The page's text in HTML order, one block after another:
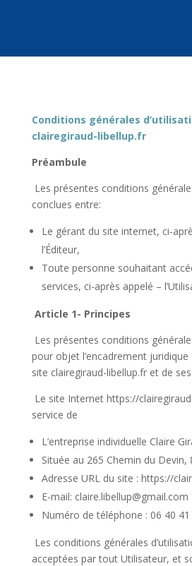
Conditions générales
clairegiraud-libellup.fr
Préambule
Les présentes conditions
conclues entre:
Le gérant du site internet, ci-
l’Éditeur,
Toute personne souhaitant
services, ci-après appelé –
Article 1- Principes
Les présentes conditions
pour objet l’encadrement juridique
site clairegiraud-libellup.fr et de
Le site Internet https://
service de
L’entreprise individuelle Claire
Située au 265 Chemin du Devin,
Adresse URL du site : https://
E-mail: claire.libellup@gmail.com
Numéro de téléphone : 06 40 41
Les conditions générales
acceptées par tout Utilisateur, et